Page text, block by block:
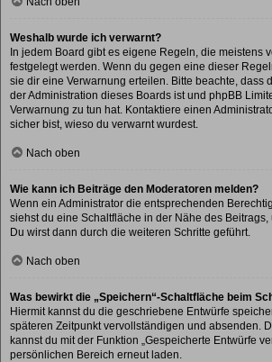
Weshalb wurde ich verwarnt?
In jedem Board gibt es eigene Regeln, die meistens
festgelegt werden. Wenn du gegen eine dieser
sie dir eine Verwarnung erteilen. Bitte beachte, dass
der Administration dieses Boards ist und phpBB
Verwarnung zu tun hat. Kontaktiere einen
sicher bist, wieso du verwarnt wurdest.
Nach oben
Wie kann ich Beiträge den Moderatoren melden?
Wenn ein Administrator die entsprechenden
siehst du eine Schaltfläche in der Nähe des
Du wirst dann durch die weiteren Schritte geführt.
Nach oben
Was bewirkt die „Speichern“-Schaltfläche beim
Hiermit kannst du die geschriebene Entwürfe
späteren Zeitpunkt vervollständigen und absenden.
kannst du mit der Funktion „Gespeicherte Entwürfe
persönlichen Bereich erneut laden.